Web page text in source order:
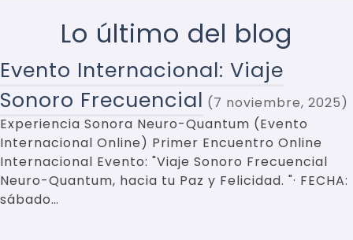
Lo último del blog
Evento Internacional: Viaje
Sonoro Frecuencial
7 noviembre, 2025
Experiencia Sonora Neuro-Quantum (Evento
Internacional Online) Primer Encuentro Online
Internacional Evento: "Viaje Sonoro Frecuencial
Neuro-Quantum, hacia tu Paz y Felicidad. "· FECHA:
sábado…